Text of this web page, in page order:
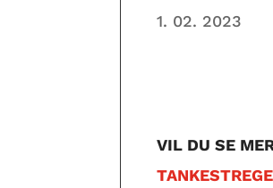
1. 02. 2023
VIL DU SE